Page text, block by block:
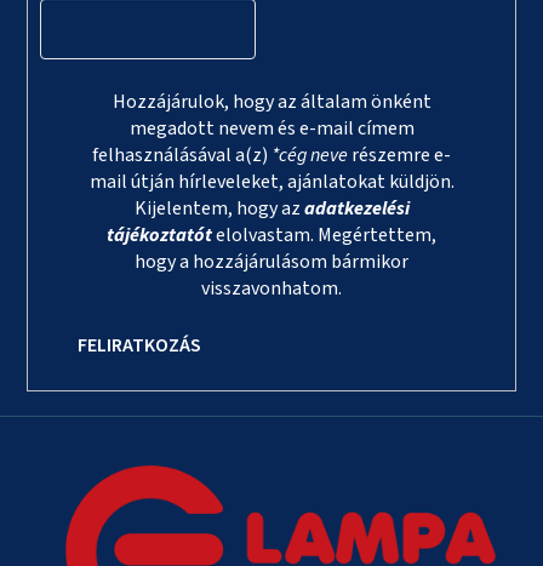
Hozzájárulok, hogy az általam önként
megadott nevem és e-mail címem
felhasználásával a(z) *cég neverészemre e-
mail útján hírleveleket, ajánlatokat küldjön.
Kijelentem, hogy azadatkezelési
tájékoztatótelolvastam. Megértettem,
hogy a hozzájárulásom bármikor
visszavonhatom.
FELIRATKOZÁS